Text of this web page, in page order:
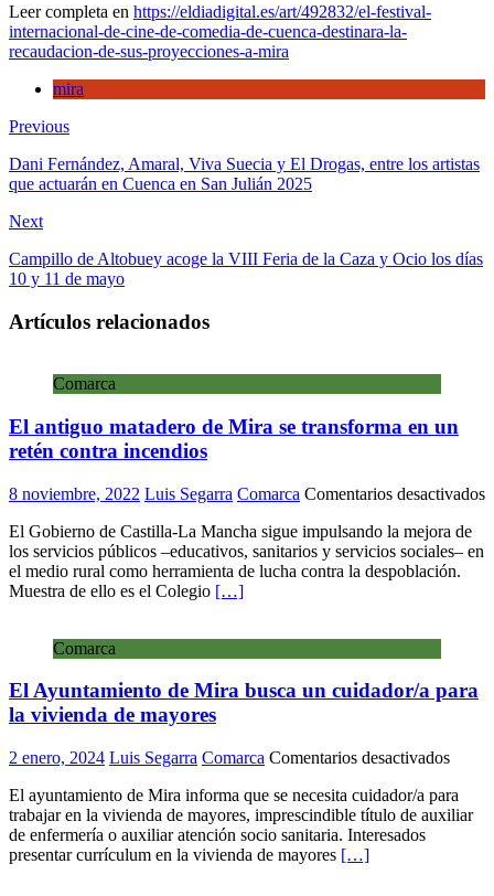
a
Leer completa en https://eldiadigital.es/art/492832/el-festival-
internacional-de-cine-de-comedia-de-cuenca-destinara-la-
recaudacion-de-sus-proyecciones-a-mira
mira
Previous
Dani Fernández, Amaral, Viva Suecia y El Drogas, entre los artistas
que actuarán en Cuenca en San Julián 2025
Next
Campillo de Altobuey acoge la VIII Feria de la Caza y Ocio los días
10 y 11 de mayo
Artículos relacionados
Comarca
El antiguo matadero de Mira se transforma en un
retén contra incendios
8 noviembre, 2022 Luis Segarra Comarca Comentarios desactivados
El Gobierno de Castilla-La Mancha sigue impulsando la mejora de
los servicios públicos –educativos, sanitarios y servicios sociales– en
el medio rural como herramienta de lucha contra la despoblación.
Muestra de ello es el Colegio […]
Comarca
El Ayuntamiento de Mira busca un cuidador/a para
la vivienda de mayores
2 enero, 2024 Luis Segarra Comarca Comentarios desactivadosen
de
El ayuntamiento de Mira informa que se necesita cuidador/a para
trabajar en la vivienda de mayores, imprescindible título de auxiliar
de enfermería o auxiliar atención socio sanitaria. Interesados
presentar currículum en la vivienda de mayores […]